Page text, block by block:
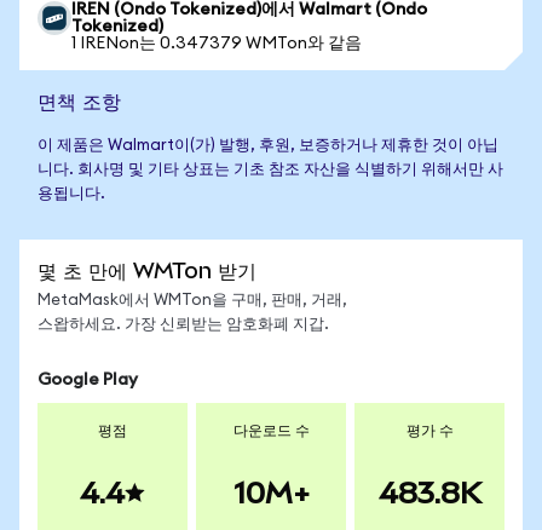
IREN (Ondo Tokenized)에서 Walmart (Ondo
Tokenized)
1 IRENon는 0.347379 WMTon와 같음
면책 조항
이 제품은 Walmart이(가) 발행, 후원, 보증하거나 제휴한 것이 아닙
니다. 회사명 및 기타 상표는 기초 참조 자산을 식별하기 위해서만 사
용됩니다.
몇 초 만에 WMTon 받기
MetaMask에서 WMTon을 구매, 판매, 거래,
스왑하세요. 가장 신뢰받는 암호화폐 지갑.
Google Play
평점
4.4
다운로드 수
10M+
평가 수
483.8K